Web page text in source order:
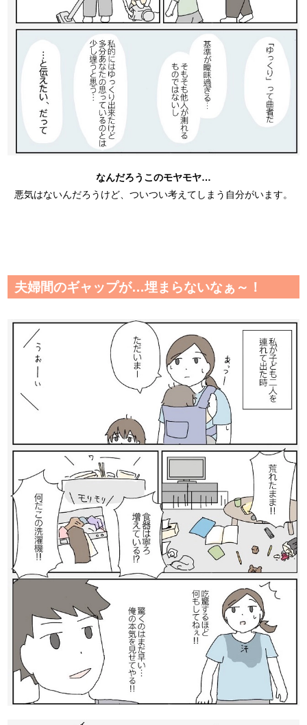
なんだろうこのモヤモヤ…
悪気はないんだろうけど、ついつい考えてしまう自分がいます。
夫婦間のギャップが…埋まらないなぁ～！